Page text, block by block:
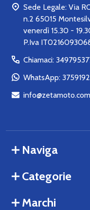
Sede Legale: Via
n.2 65015 Montesilvano Pe Orari: Dal Martedì al
venerdì 15.30 - 19.30
P.Iva
Chiamaci:
WhatsApp:
info@zetamoto.com
Naviga
Categorie
Marchi